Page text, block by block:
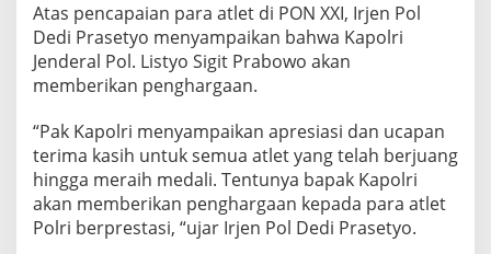
r
i
P
e
r
i
h
M
d
a
Atas pencapaian para atlet di PON XXI, Irjen Pol
Dedi Prasetyo menyampaikan bahwa Kapolri
Jenderal Pol. Listyo Sigit Prabowo akan
memberikan penghargaan.
“Pak Kapolri menyampaikan apresiasi dan ucapan
terima kasih untuk semua atlet yang telah berjuang
hingga meraih medali. Tentunya bapak Kapolri
akan memberikan penghargaan kepada para atlet
Polri berprestasi, “ujar Irjen Pol Dedi Prasetyo.